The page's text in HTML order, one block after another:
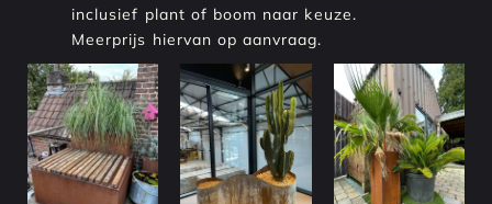
inclusief plant of boom naar keuze.
Meerprijs hiervan op aanvraag.